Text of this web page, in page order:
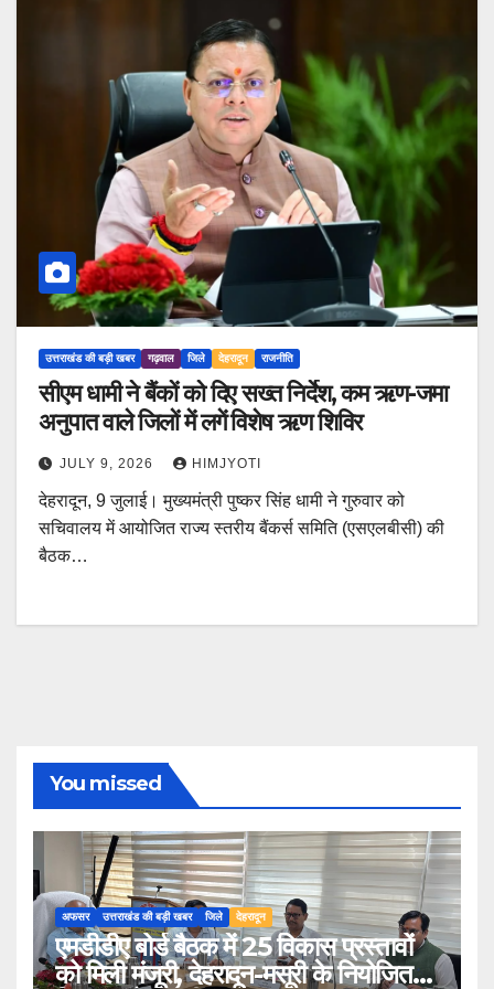
उत्तराखंड की बड़ी खबर गढ़वाल जिले देहरादून राजनीति
सीएम धामी ने बैंकों को दिए सख्त निर्देश, कम ऋण-जमा
अनुपात वाले जिलों में लगें विशेष ऋण शिविर
JULY 9, 2026 HIMJYOTI
देहरादून, 9 जुलाई। मुख्यमंत्री पुष्कर सिंह धामी ने गुरुवार को
सचिवालय में आयोजित राज्य स्तरीय बैंकर्स समिति (एसएलबीसी) की
बैठक…
You missed
अफसर उत्तराखंड की बड़ी खबर जिले देहरादून
एमडीडीए बोर्ड बैठक में 25 विकास प्रस्तावों
को मिली मंजूरी, देहरादून-मसूरी के नियोजित